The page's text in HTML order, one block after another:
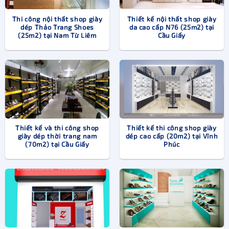
Thiết kế shop giày dép đẹp là bí kíp thu hút khách hàng đến mua
sắm
Để tạo khác biệt, việc đầu tiên mà các chủ shop cần phải
làm đó là đầu tư vào khâu thiết kế cửa hàng. Thông qua
cách thiết kế mặt tiền, bố trí nội thất, trang trí shop giày
dép một cách chỉn chu, chuyên nghiệp sẽ xây dựng nên
mua sắm của khách hàng.
Hình ảnh shop giày dép đẹp sẽ gây ấn tượng mạnh và thu
hút khách hàng vào mua sắm. Không chỉ vậy, nó còn giúp
nâng cao giá trị và vị thế thương hiệu trong lĩnh vực kinh
Thi công nội thất shop giày
dép Thảo Trang Shoes
(25m2) tại Nam Từ Liêm
Thiết kế nội thất shop giày
da cao cấp N76 (25m2) tại
Cầu Giấy
Thiết kế và thi công shop
giày dép thời trang nam
(70m2) tại Cầu Giấy
Thiết kế thi công shop giày
dép cao cấp (20m2) tại Vĩnh
Phúc